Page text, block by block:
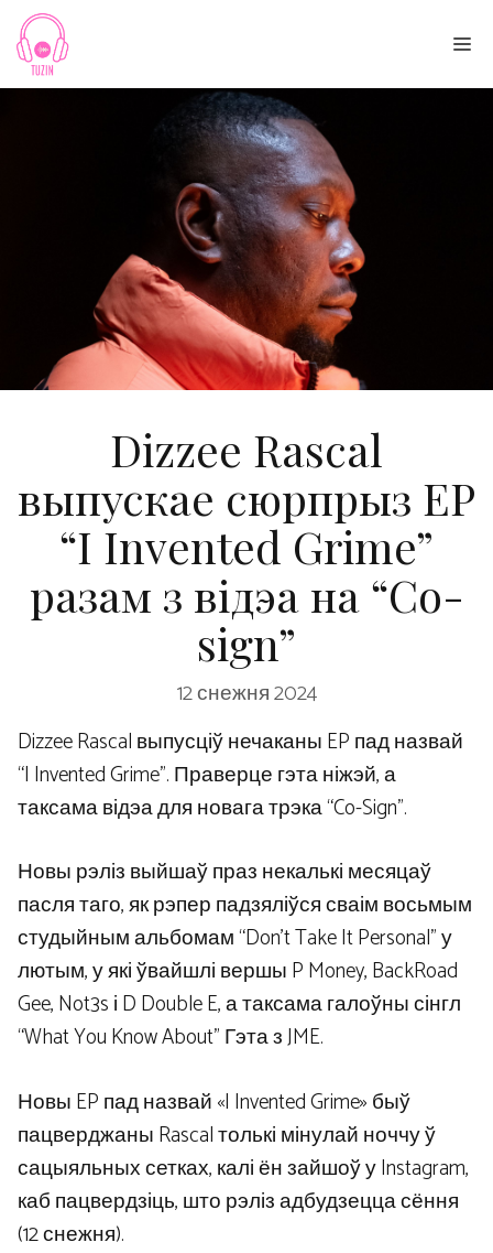
Skip
content
Dizzee Rascal
выпускае сюрпрыз EP
“I Invented Grime”
разам з відэа на “Co-
sign”
12 снежня 2024
Dizzee Rascal выпусціў нечаканы EP пад назвай
“I Invented Grime”. Праверце гэта ніжэй, а
таксама відэа для новага трэка “Co-Sign”.
Новы рэліз выйшаў праз некалькі месяцаў
пасля таго, як рэпер падзяліўся сваім восьмым
студыйным альбомам “Don’t Take It Personal” у
лютым, у які ўвайшлі вершы P Money, BackRoad
Gee, Not3s і D Double E, а таксама галоўны сінгл
“What You Know About” Гэта з JME.
Новы EP пад назвай «I Invented Grime» быў
пацверджаны Rascal толькі мінулай ноччу ў
сацыяльных сетках, калі ён зайшоў у Instagram,
каб пацвердзіць, што рэліз адбудзецца сёння
(12 снежня).